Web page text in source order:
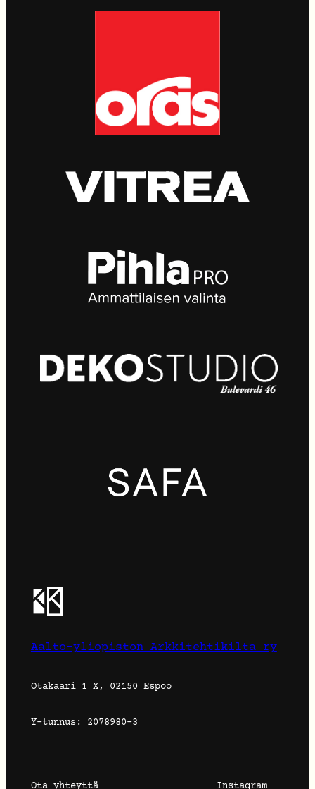
Aalto-yliopiston Arkkitehtikilta ry
Otakaari 1 X, 02150 Espoo
Y-tunnus: 2078980-3
Ota yhteyttä Instagram